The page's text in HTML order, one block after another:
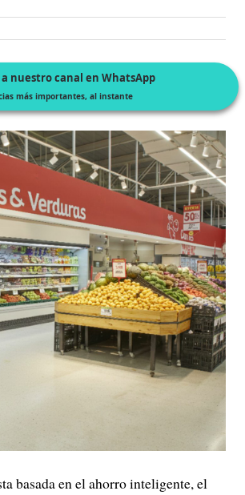
nuestro canal en WhatsApp
más importantes, al instante
basada en el ahorro inteligente, el